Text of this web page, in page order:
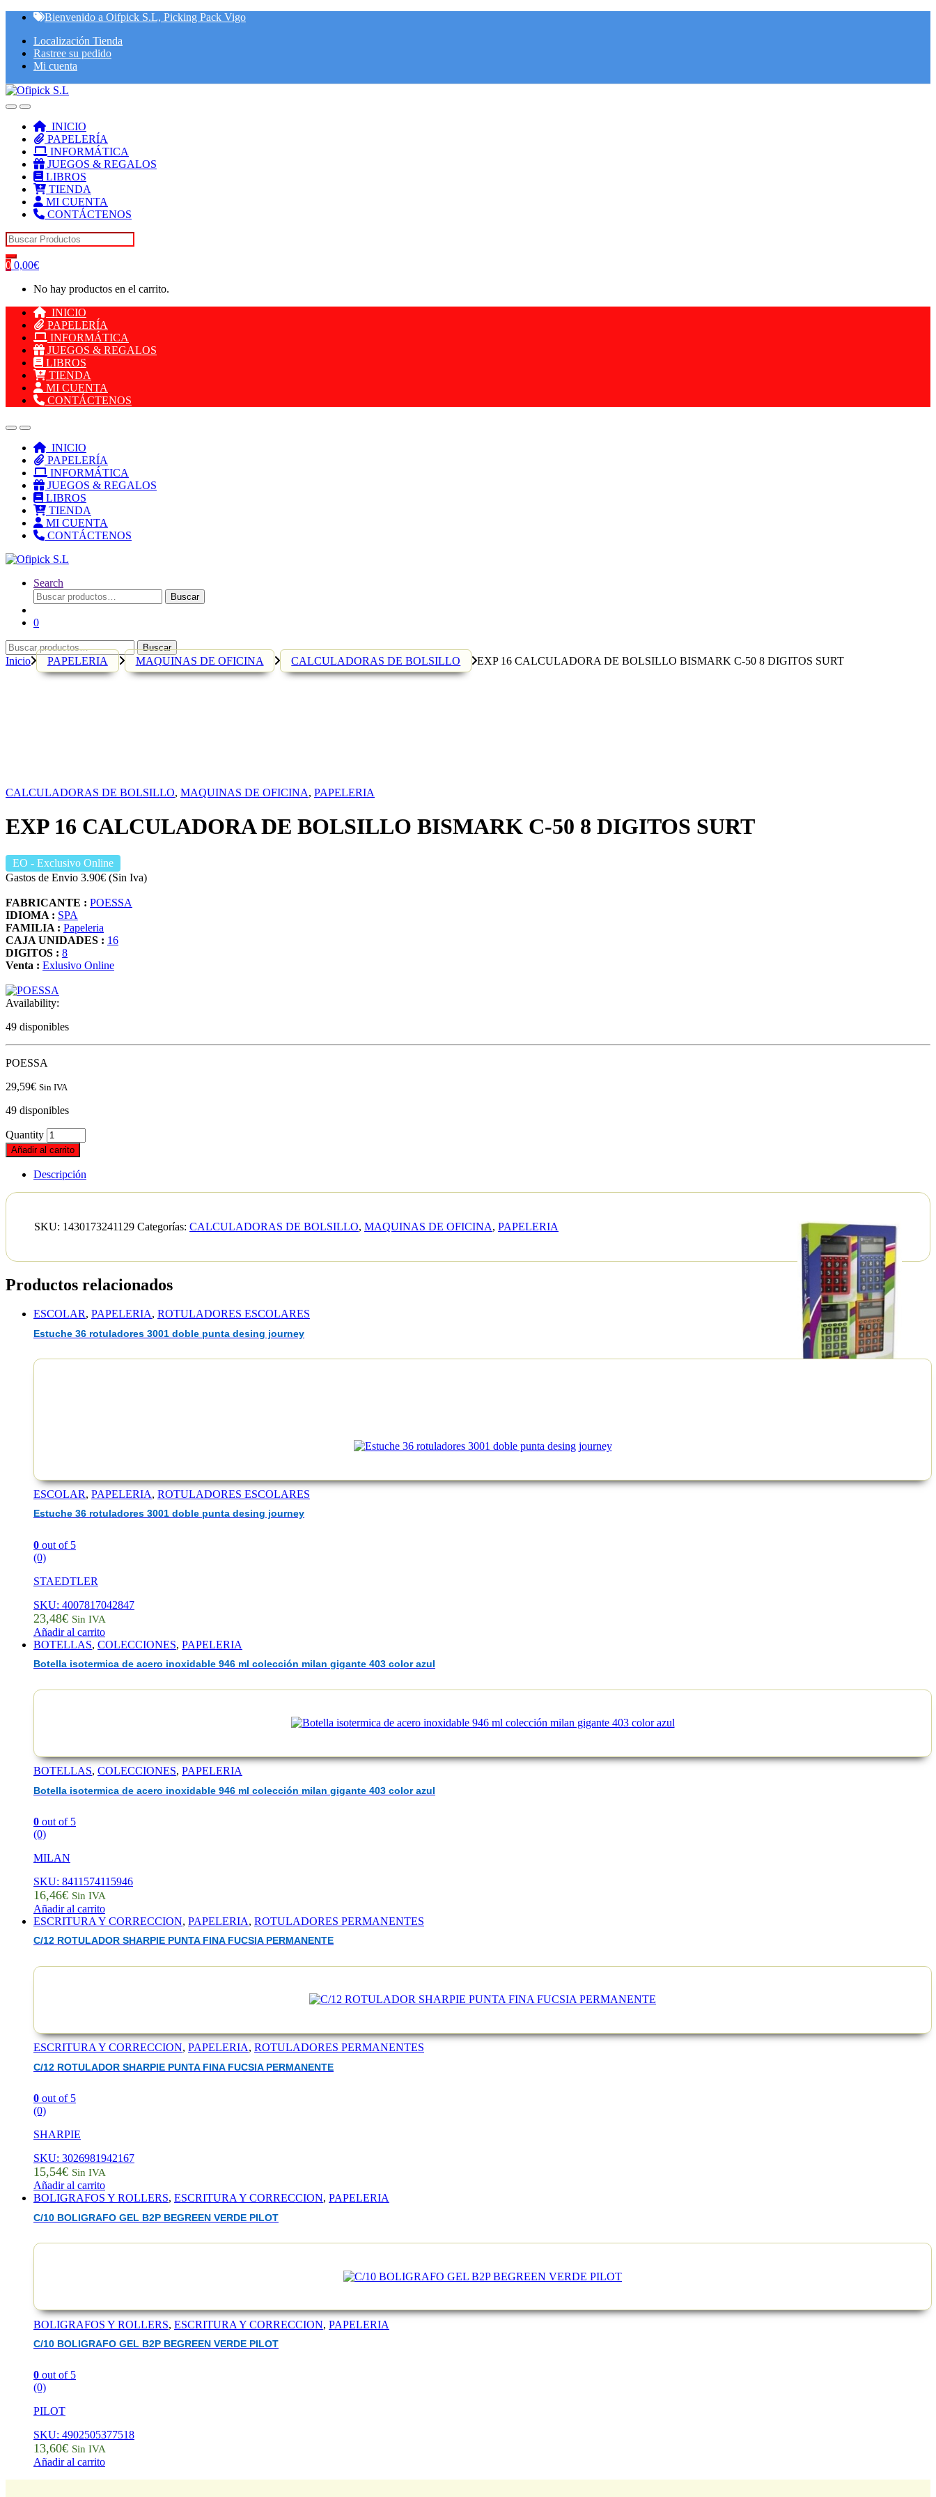
Skip
navigation
Skip
content
Bienvenido a Oifpick S.L, Picking Pack Vigo
Localización Tienda
Rastree su pedido
Mi cuenta
INICIO
PAPELERÍA
INFORMÁTICA
JUEGOS & REGALOS
LIBROS
TIENDA
MI CUENTA
CONTÁCTENOS
Search for:
0 0,00€
No hay productos en el carrito.
INICIO
PAPELERÍA
INFORMÁTICA
JUEGOS & REGALOS
LIBROS
TIENDA
MI CUENTA
CONTÁCTENOS
INICIO
PAPELERÍA
INFORMÁTICA
JUEGOS & REGALOS
LIBROS
TIENDA
MI CUENTA
CONTÁCTENOS
Search
Buscar
por:
Buscar
0
Buscar
por:
Buscar
Inicio PAPELERIA MAQUINAS DE OFICINA CALCULADORAS DE BOLSILLO EXP 16 CALCULADORA DE BOLSILLO BISMARK C-50 8 DIGITOS SURT
CALCULADORAS DE BOLSILLO, MAQUINAS DE OFICINA, PAPELERIA
EXP 16 CALCULADORA DE BOLSILLO BISMARK C-50 8 DIGITOS SURT
EO - Exclusivo Online
Gastos de Envio 3.90€ (Sin Iva)
FABRICANTE : POESSA
IDIOMA : SPA
FAMILIA : Papeleria
CAJA UNIDADES : 16
DIGITOS : 8
Venta : Exlusivo Online
Availability:
49 disponibles
POESSA
29,59€ Sin IVA
49 disponibles
Quantity
Añadir al carrito
Descripción
SKU: 1430173241129 Categorías: CALCULADORAS DE BOLSILLO, MAQUINAS DE OFICINA, PAPELERIA
Productos relacionados
ESCOLAR, PAPELERIA, ROTULADORES ESCOLARES
Estuche 36 rotuladores 3001 doble punta desing journey
ESCOLAR, PAPELERIA, ROTULADORES ESCOLARES
Estuche 36 rotuladores 3001 doble punta desing journey
0 out of 5
(0)
STAEDTLER
SKU: 4007817042847
23,48€ Sin IVA
Añadir al carrito
BOTELLAS, COLECCIONES, PAPELERIA
Botella isotermica de acero inoxidable 946 ml colección milan gigante 403 color azul
BOTELLAS, COLECCIONES, PAPELERIA
Botella isotermica de acero inoxidable 946 ml colección milan gigante 403 color azul
0 out of 5
(0)
MILAN
SKU: 8411574115946
16,46€ Sin IVA
Añadir al carrito
ESCRITURA Y CORRECCION, PAPELERIA, ROTULADORES PERMANENTES
C/12 ROTULADOR SHARPIE PUNTA FINA FUCSIA PERMANENTE
ESCRITURA Y CORRECCION, PAPELERIA, ROTULADORES PERMANENTES
C/12 ROTULADOR SHARPIE PUNTA FINA FUCSIA PERMANENTE
0 out of 5
(0)
SHARPIE
SKU: 3026981942167
15,54€ Sin IVA
Añadir al carrito
BOLIGRAFOS Y ROLLERS, ESCRITURA Y CORRECCION, PAPELERIA
C/10 BOLIGRAFO GEL B2P BEGREEN VERDE PILOT
BOLIGRAFOS Y ROLLERS, ESCRITURA Y CORRECCION, PAPELERIA
C/10 BOLIGRAFO GEL B2P BEGREEN VERDE PILOT
0 out of 5
(0)
PILOT
SKU: 4902505377518
13,60€ Sin IVA
Añadir al carrito